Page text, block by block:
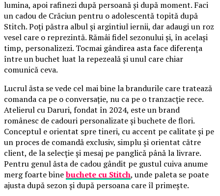
lumina, apoi rafinezi după persoană și după moment. Faci
un cadou de Crăciun pentru o adolescentă topită după
Stitch. Poți păstra albul și argintiul iernii, dar adaugi un roz
vesel care o reprezintă. Rămâi fidel sezonului și, în același
timp, personalizezi. Tocmai gândirea asta face diferența
între un buchet luat la repezeală și unul care chiar
comunică ceva.
Lucrul ăsta se vede cel mai bine la brandurile care tratează
comanda ca pe o conversație, nu ca pe o tranzacție rece.
Atelierul cu Daruri, fondat în 2024, este un brand
românesc de cadouri personalizate și buchete de flori.
Conceptul e orientat spre tineri, cu accent pe calitate și pe
un proces de comandă exclusiv, simplu și orientat către
client, de la selecție și mesaj pe panglică până la livrare.
Pentru genul ăsta de cadou gândit pe gustul cuiva anume
merg foarte binebuchete cu Stitch, unde paleta se poate
ajusta după sezon și după persoana care îl primește.